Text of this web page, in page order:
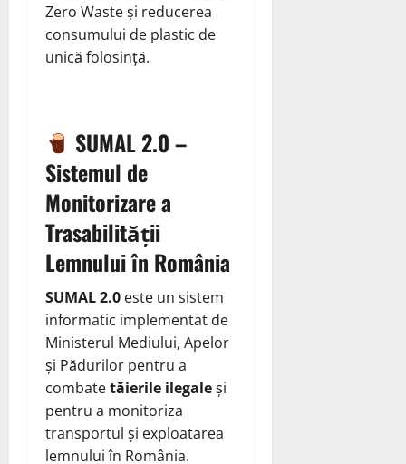
Zero Waste și reducerea
consumului de plastic de
unică folosință.
SUMAL 2.0 –
Sistemul de
Monitorizare a
Trasabilității
Lemnului în România
SUMAL 2.0 este un sistem
informatic implementat de
Ministerul Mediului, Apelor
și Pădurilor pentru a
combatetăierile ilegaleși
pentru a monitoriza
transportul și exploatarea
lemnului în România.